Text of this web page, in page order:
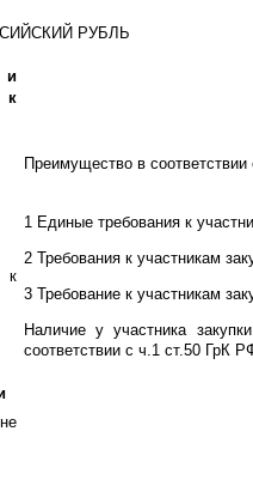
РУБЛЬ
и
Преимущество в
1 Единые требования к
2 Требования к участникам
3 Требование к участникам
Наличие у участника
соответствии с ч.1 ст.50 ГрК